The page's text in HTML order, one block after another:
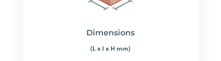
Dimensions
(L x l x H mm)